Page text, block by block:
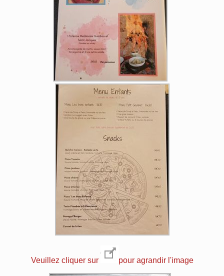
Veuillez cliquer sur pour agrandir l'image